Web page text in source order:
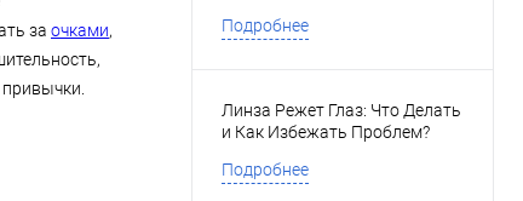
за очками,
Подробнее
Линза Режет Глаз: Что Делать
и Как Избежать Проблем?
Подробнее